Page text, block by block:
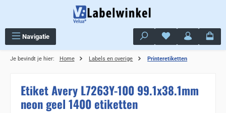
Navigatie Je hebt 0 items op
Je bevindt je hier: Home Labels en overige Printeretiketten
Etiket Avery L7263Y-100 99.1x38.1mm
neon geel 1400 etiketten